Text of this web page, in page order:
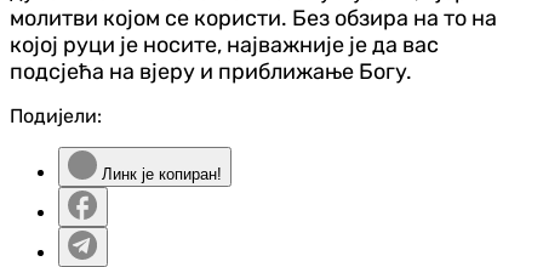
молитви којом се користи. Без обзира на то на
којој руци је носите, најважније је да вас
подсјећа на вјеру и приближање Богу.
Подијели:
Линк је копиран!